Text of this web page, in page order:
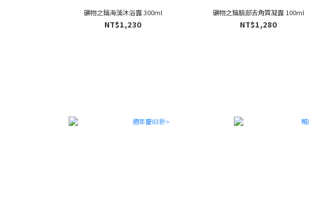
礦物之鑰海藻沐浴露 300ml
NT$1,230
礦物之鑰臉部去角質凝露 100ml
NT$1,280